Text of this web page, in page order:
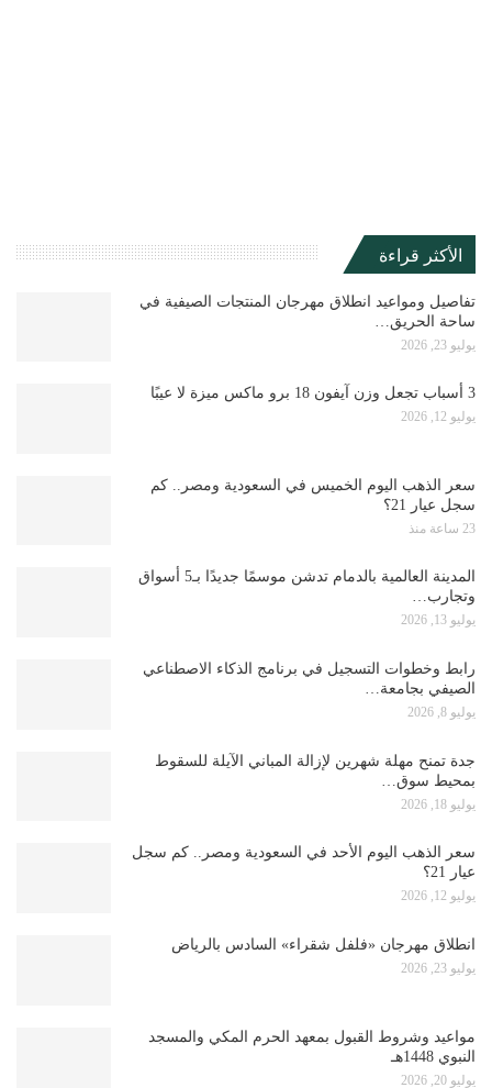
الأكثر قراءة
تفاصيل ومواعيد انطلاق مهرجان المنتجات الصيفية في
ساحة الحريق…
يوليو 23, 2026
3 أسباب تجعل وزن آيفون 18 برو ماكس ميزة لا عيبًا
يوليو 12, 2026
سعر الذهب اليوم الخميس في السعودية ومصر.. كم
سجل عيار 21؟
23 ساعة منذ
المدينة العالمية بالدمام تدشن موسمًا جديدًا بـ5 أسواق
وتجارب…
يوليو 13, 2026
رابط وخطوات التسجيل في برنامج الذكاء الاصطناعي
الصيفي بجامعة…
يوليو 8, 2026
جدة تمنح مهلة شهرين لإزالة المباني الآيلة للسقوط
بمحيط سوق…
يوليو 18, 2026
سعر الذهب اليوم الأحد في السعودية ومصر.. كم سجل
عيار 21؟
يوليو 12, 2026
انطلاق مهرجان «فلفل شقراء» السادس بالرياض
يوليو 23, 2026
مواعيد وشروط القبول بمعهد الحرم المكي والمسجد
النبوي 1448هـ
يوليو 20, 2026